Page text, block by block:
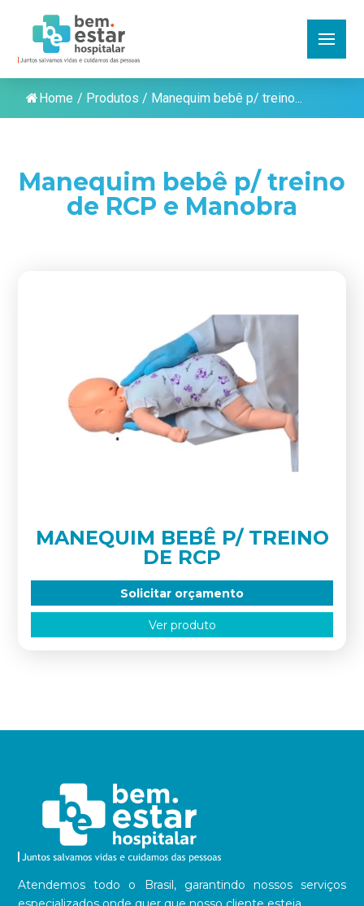
Home / Produtos / Manequim bebê p/ treino...
Manequim bebê p/ treino
de RCP e Manobra
MANEQUIM BEBÊ P/ TREINO
DE RCP
Solicitar orçamento
Ver produto
Atendemos todo o Brasil, garantindo nossos serviços